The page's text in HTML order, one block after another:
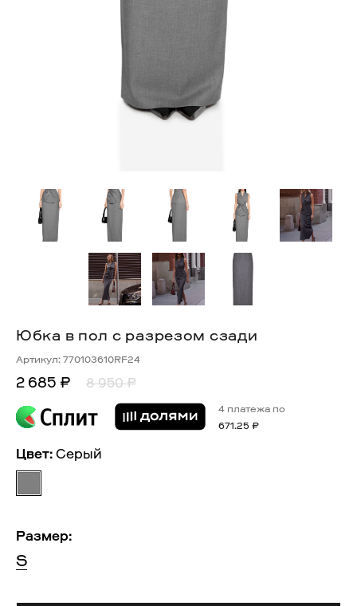
Юбка в пол с разрезом сзади
Артикул: 770103610RF24
2 685 ₽ 8 950 ₽
4 платежа по
671.25 ₽
Цвет: Серый
Размер:
S